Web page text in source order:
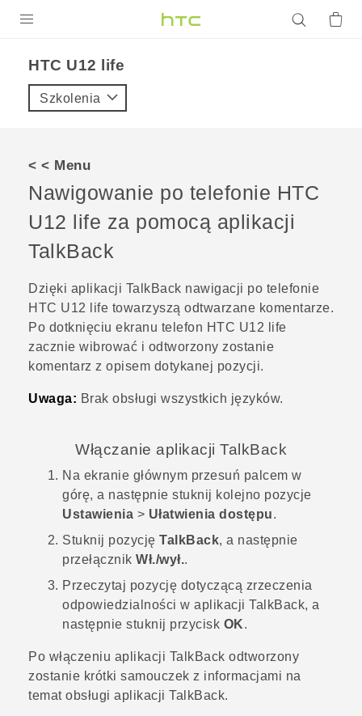
VIVE
VIVERSE
POMOC TECHNICZNA
Urządzenia i akcesoria HTC
Zaloguj się
HTC U12 life‎
Szkolenia
< < Menu
Nawigowanie po telefonie HTC
U12 life za pomocą aplikacji
TalkBack
Dzięki aplikacji TalkBack nawigacji po telefonie
HTC U12 life towarzyszą odtwarzane komentarze.
Po dotknięciu ekranu telefon HTC U12 life
zacznie wibrować i odtworzony zostanie
komentarz z opisem dotykanej pozycji.
Uwaga: Brak obsługi wszystkich języków.
Włączanie aplikacji TalkBack
Na ekranie głównym przesuń palcem w
górę, a następnie stuknij kolejno pozycje
Ustawienia > Ułatwienia dostępu.
Stuknij pozycję TalkBack, a następnie
przełącznik Wł./wył..
Przeczytaj pozycję dotyczącą zrzeczenia
odpowiedzialności w aplikacji TalkBack, a
następnie stuknij przycisk OK.
Po włączeniu aplikacji TalkBack odtworzony
zostanie krótki samouczek z informacjami na
temat obsługi aplikacji TalkBack.